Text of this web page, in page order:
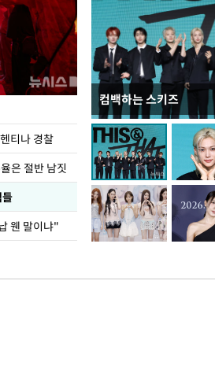
티나 경찰
은 절반 남짓
웬 말이냐"
컴백하는 스키즈
지석천 뒤덮은 개구리